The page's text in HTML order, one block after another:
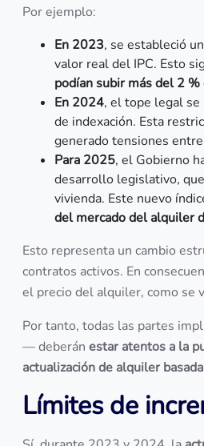
Por ejemplo:
En 2023, se estableció
valor real del IPC. Esto
podían subir más del 2 %
En 2024, el tope legal
de indexación. Esta
generado tensiones
Para 2025, el Gobierno
desarrollo legislativo, que
vivienda. Este nuevo
del mercado del alquiler
Esto representa un cambio
contratos activos. En
el precio del alquiler, como se
Por tanto, todas las partes
— deberán estar atentos a la
actualización de alquiler
Límites de